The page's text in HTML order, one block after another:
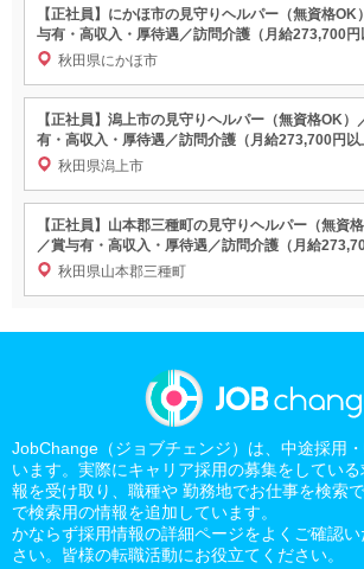
【正社員】にかほ市の見守りヘルパー（無資格
与有・高収入・厚待遇／訪問介護（月給273,700円
秋田県にかほ市
【正社員】潟上市の見守りヘルパー（無資格OK
有・高収入・厚待遇／訪問介護（月給273,700円以
秋田県潟上市
【正社員】山本郡三種町の見守りヘルパー（無資
／賞与有・高収入・厚待遇／訪問介護（月給
秋田県山本郡三種町
JobChange（ジョブチェンジ）は、中途採用
います。実際にキャリア採用の募集をしてい
報を受け取り、職種や 勤務地でお仕事を検索
で検索用の情報を追加しています。
かならず採用情報の詳細ページをよくご確認
さい。皆様の転職活動にお役立てください。